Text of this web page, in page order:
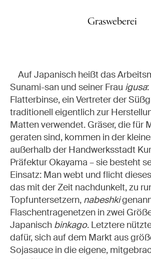
Grasweberei
Auf Japanisch heißt das
Sunami-san und seiner Frau igusa
Flatterbinse, ein Vertreter der
traditionell eigentlich zur
Matten verwendet. Gräser, die für
geraten sind, kommen in der
außerhalb der Handwerksstadt
Präfektur Okayama – sie besteht
Einsatz: Man webt und flicht
das mit der Zeit nachdunkelt, zu
Topfuntersetzern, nabeshki
Flaschentragenetzen in zwei
Japanisch binkago. Letztere
dafür, sich auf dem Markt aus
Sojasauce in die eigene,